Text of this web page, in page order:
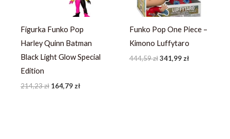
Figurka Funko Pop
Harley Quinn Batman
Black Light Glow Special
Edition
214,23zł 164,79 zł
Funko Pop One Piece –
Kimono Luffytaro
444,59zł 341,99 zł